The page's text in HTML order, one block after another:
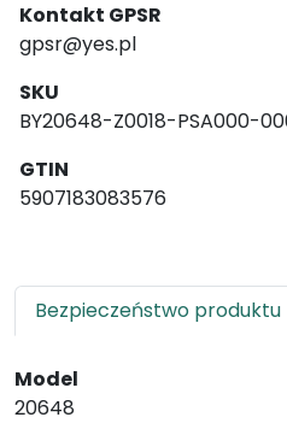
Kontakt GPSR
gpsr@yes.pl
SKU
BY20648-Z0018-PSA000-
GTIN
5907183083576
Bezpieczeństwo produktu
Model
20648